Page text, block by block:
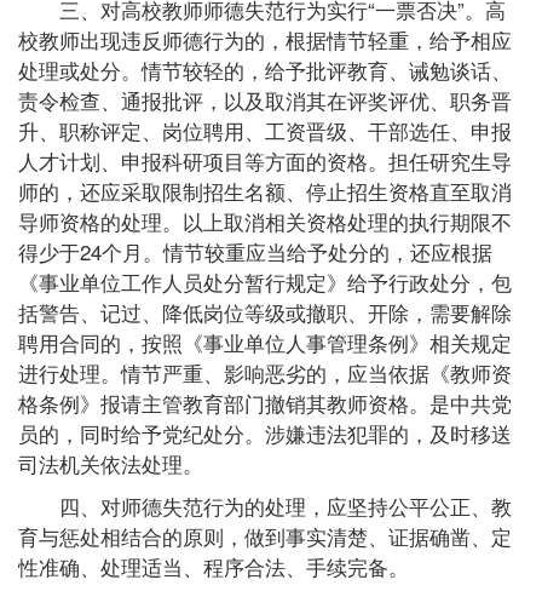
三、对高校教师师德失范行为实行“一票否决”。高
校教师出现违反师德行为的，根据情节轻重，给予相应
处理或处分。情节较轻的，给予批评教育、诫勉谈话、
责令检查、通报批评，以及取消其在评奖评优、职务晋
升、职称评定、岗位聘用、工资晋级、干部选任、申报
人才计划、申报科研项目等方面的资格。担任研究生导
师的，还应采取限制招生名额、停止招生资格直至取消
导师资格的处理。以上取消相关资格处理的执行期限不
得少于24个月。情节较重应当给予处分的，还应根据
《事业单位工作人员处分暂行规定》给予行政处分，包
括警告、记过、降低岗位等级或撤职、开除，需要解除
聘用合同的，按照《事业单位人事管理条例》相关规定
进行处理。情节严重、影响恶劣的，应当依据《教师资
格条例》报请主管教育部门撤销其教师资格。是中共党
员的，同时给予党纪处分。涉嫌违法犯罪的，及时移送
司法机关依法处理。
四、对师德失范行为的处理，应坚持公平公正、教
育与惩处相结合的原则，做到事实清楚、证据确凿、定
性准确、处理适当、程序合法、手续完备。